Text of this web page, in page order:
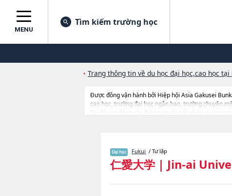
MENU
Tìm kiếm trường học
Trang thông tin về du học đại học,cao học tại
Được đồng vận hành bởi Hiệp hội Asia Gakusei
cao học, trường đại học ngắn hạn, trường chuyên
Tại đây có đăng các thông tin chi tiết về Jin-ai
Fukui / Tư lập
仁愛大学 | Jin-ai